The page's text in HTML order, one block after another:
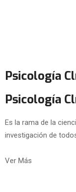
Psicología
Psicología
Es la rama de la
investigación de
Ver Más